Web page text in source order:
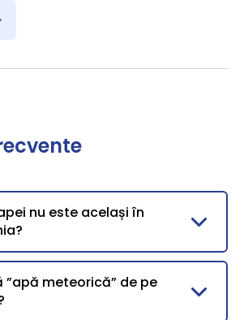
nu este același în
”apă meteorică” de pe